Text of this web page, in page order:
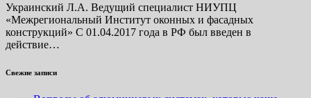
Украинский Л.А. Ведущий специалист НИУПЦ
«Межрегиональный Институт оконных и фасадных
конструкций» С 01.04.2017 года в РФ был введен в
действие…
Свежие записи